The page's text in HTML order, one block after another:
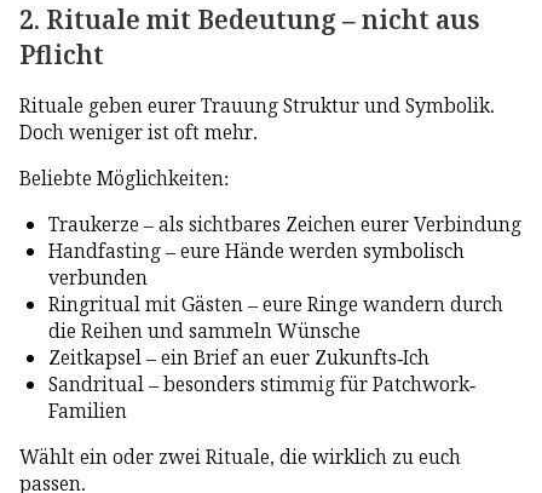
2. Rituale mit Bedeutung – nicht aus
Pflicht
Rituale geben eurer Trauung Struktur und Symbolik.
Doch weniger ist oft mehr.
Beliebte Möglichkeiten:
Traukerze – als sichtbares Zeichen eurer Verbindung
Handfasting – eure Hände werden symbolisch
verbunden
Ringritual mit Gästen – eure Ringe wandern durch
die Reihen und sammeln Wünsche
Zeitkapsel – ein Brief an euer Zukunfts-Ich
Sandritual – besonders stimmig für Patchwork-
Familien
Wählt ein oder zwei Rituale, die wirklich zu euch
passen.